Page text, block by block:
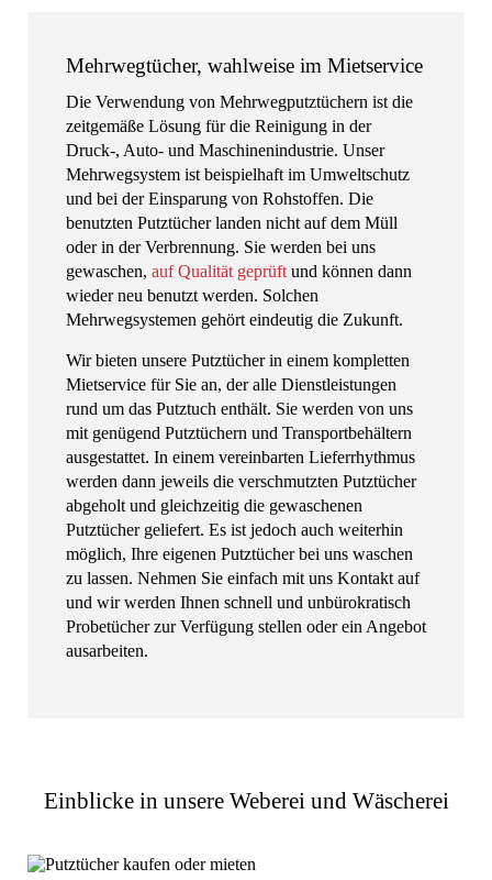
Mehrwegtücher, wahlweise im Mietservice
Die Verwendung von Mehrwegputztüchern ist die
zeitgemäße Lösung für die Reinigung in der
Druck-, Auto- und Maschinenindustrie. Unser
Mehrwegsystem ist beispielhaft im Umweltschutz
und bei der Einsparung von Rohstoffen. Die
benutzten Putztücher landen nicht auf dem Müll
oder in der Verbrennung. Sie werden bei uns
gewaschen, auf Qualität geprüft und können dann
wieder neu benutzt werden. Solchen
Mehrwegsystemen gehört eindeutig die Zukunft.
Wir bieten unsere Putztücher in einem kompletten
Mietservice für Sie an, der alle Dienstleistungen
rund um das Putztuch enthält. Sie werden von uns
mit genügend Putztüchern und Transportbehältern
ausgestattet. In einem vereinbarten Lieferrhythmus
werden dann jeweils die verschmutzten Putztücher
abgeholt und gleichzeitig die gewaschenen
Putztücher geliefert. Es ist jedoch auch weiterhin
möglich, Ihre eigenen Putztücher bei uns waschen
zu lassen. Nehmen Sie einfach mit uns Kontakt auf
und wir werden Ihnen schnell und unbürokratisch
Probetücher zur Verfügung stellen oder ein Angebot
ausarbeiten.
Einblicke in unsere Weberei und Wäscherei